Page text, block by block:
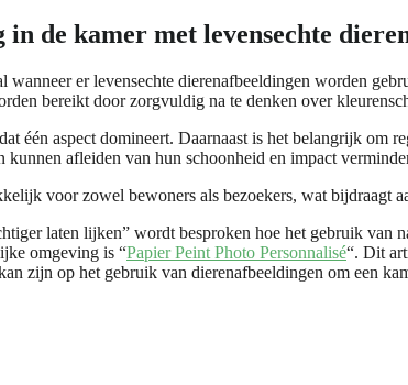
de kamer met levensechte
er levensechte dierenafbeeldingen worden
bereikt door zorgvuldig na te denken over
één aspect domineert. Daarnaast is het belangrijk om
afleiden van hun schoonheid en impact
voor zowel bewoners als bezoekers, wat bijdraagt
laten lijken” wordt besproken hoe het gebruik van
omgeving is “Papier Peint Photo Personnalisé“. Dit
zijn op het gebruik van dierenafbeeldingen om een